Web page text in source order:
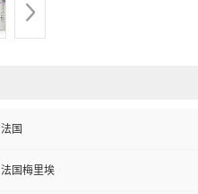
法国
法国梅里埃